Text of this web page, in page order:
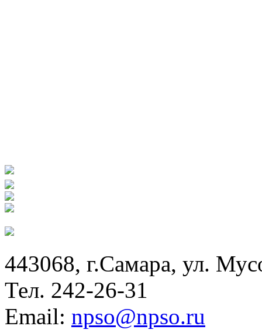
443068, г.Самара, ул.
Тел. 242-26-31
Email: npso@npso.ru